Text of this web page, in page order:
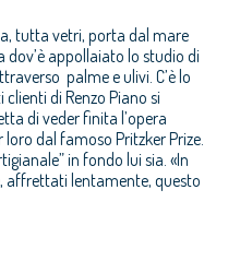
tutta vetri, porta dal mare
dov’è appollaiato lo studio di
palme e ulivi. C’è lo
di Renzo Piano si
di veder finita l’opera
dal famoso Pritzker Prize.
in fondo lui sia. «In
affrettati lentamente, questo
di qual è il potenziale del
visto come un archistar,
Genova, New York –
che permea tutti